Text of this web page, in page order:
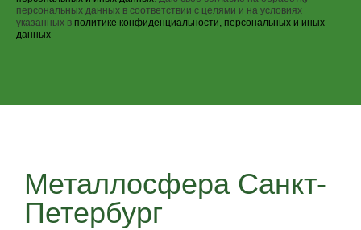
персональных данных в соответствии с целями и на условиях
указанных в политике конфиденциальности, персональных и иных
данных
Металлосфера Санкт-
Петербург